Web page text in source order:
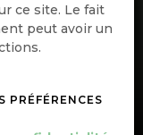
ce site. Le fait
peut avoir un
PRÉFÉRENCES